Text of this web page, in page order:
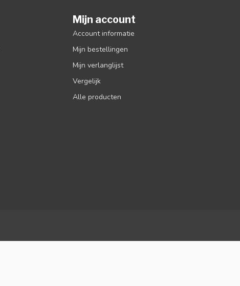
Mijn account
Account informatie
Mijn bestellingen
Mijn verlanglijst
Vergelijk
Alle producten